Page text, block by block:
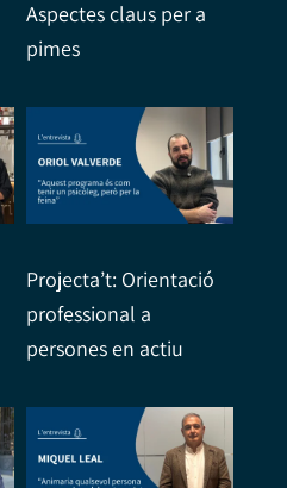
Aspectes claus per a
pimes
Projecta’t: Orientació
professional a
persones en actiu